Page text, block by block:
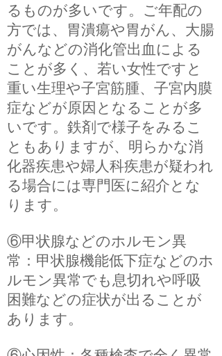
るものが多いです。ご年配の
方では、胃潰瘍や胃がん、大腸
がんなどの消化管出血による
ことが多く、若い女性ですと
重い生理や子宮筋腫、子宮内膜
症などが原因となることが多
いです。鉄剤で様子をみるこ
ともありますが、明らかな消
化器疾患や婦人科疾患が疑われ
る場合には専門医に紹介とな
ります。
​⑥甲状腺などのホルモン異
常：甲状腺機能低下症などのホ
ルモン異常でも息切れや呼吸
困難などの症状が出ることが
あります。